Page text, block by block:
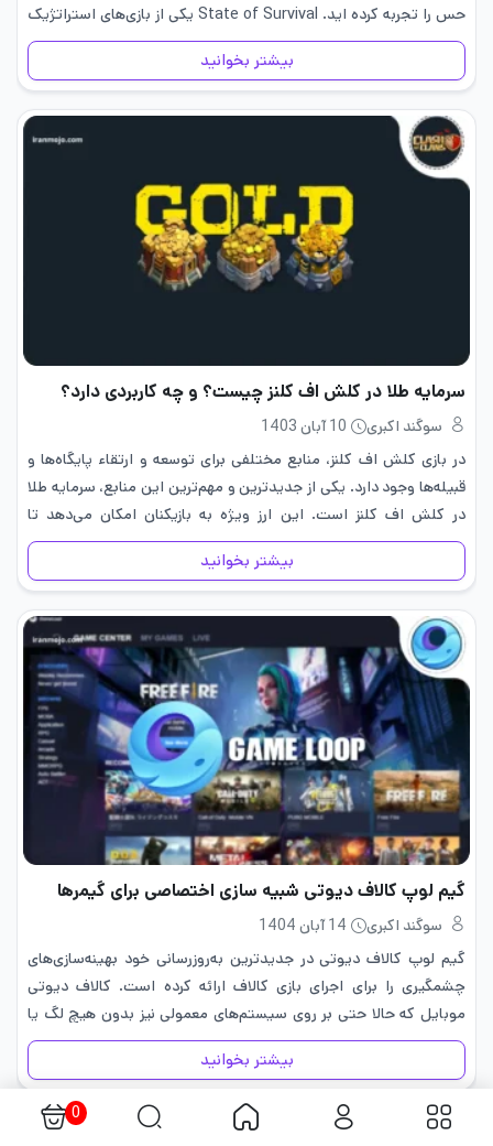
حس را تجربه کرده اید. State of Survival یکی از بازی‌های استراتژیک
موبایل است…
بیشتر بخوانید
سرمایه طلا در کلش اف کلنز چیست؟ و چه کاربردی دارد؟
سوگند اکبری
10 آبان 1403
در بازی کلش اف کلنز، منابع مختلفی برای توسعه و ارتقاء پایگاه‌ها و
قبیله‌ها وجود دارد. یکی از جدیدترین و مهم‌ترین این منابع، سرمایه طلا
در کلش اف کلنز است. این ارز ویژه به بازیکنان امکان می‌دهد تا
ساختمان‌ها و…
بیشتر بخوانید
گیم لوپ کالاف دیوتی شبیه سازی اختصاصی برای گیمرها
سوگند اکبری
14 آبان 1404
گیم لوپ کالاف دیوتی در جدیدترین به‌روزرسانی خود بهینه‌سازی‌های
چشمگیری را برای اجرای بازی‌ کالاف ارائه کرده است. کالاف دیوتی
موبایل که حالا حتی بر روی سیستم‌های معمولی نیز بدون هیچ لگ یا
مشکلی اجرا می‌شود. علاوه بر آن، بازی‌های فری…
بیشتر بخوانید
0